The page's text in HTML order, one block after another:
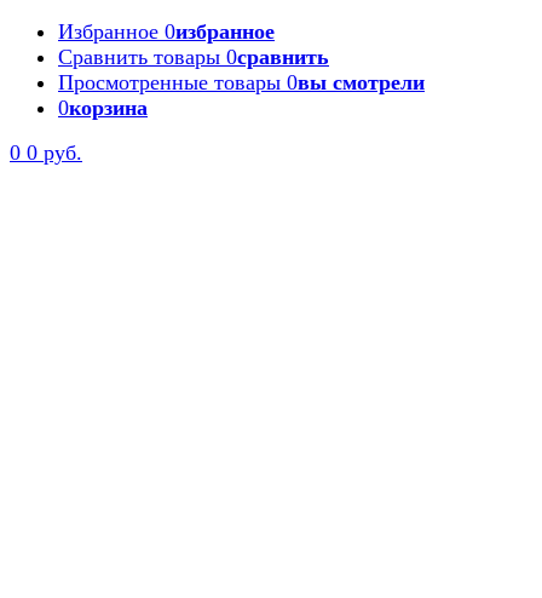
Избранное 0избранное
Сравнить товары 0сравнить
Просмотренные товары 0вы смотрели
0корзина
0 0 руб.